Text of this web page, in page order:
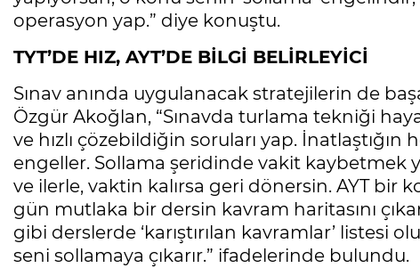
operasyon yap.” diye konuştu.
TYT’DE HIZ, AYT’DE BİLGİ BELİRLEYİCİ
Sınav anında uygulanacak stratejilerin de
Özgür Akoğlan, “Sınavda turlama tekniği
ve hızlı çözebildiğin soruları yap.
engeller. Sollama şeridinde vakit kaybetmek
ve ilerle, vaktin kalırsa geri dönersin. AYT bir
gün mutlaka bir dersin kavram haritasını
gibi derslerde ‘karıştırılan kavramlar’ listesi
seni sollamaya çıkarır.” ifadelerinde bulundu.